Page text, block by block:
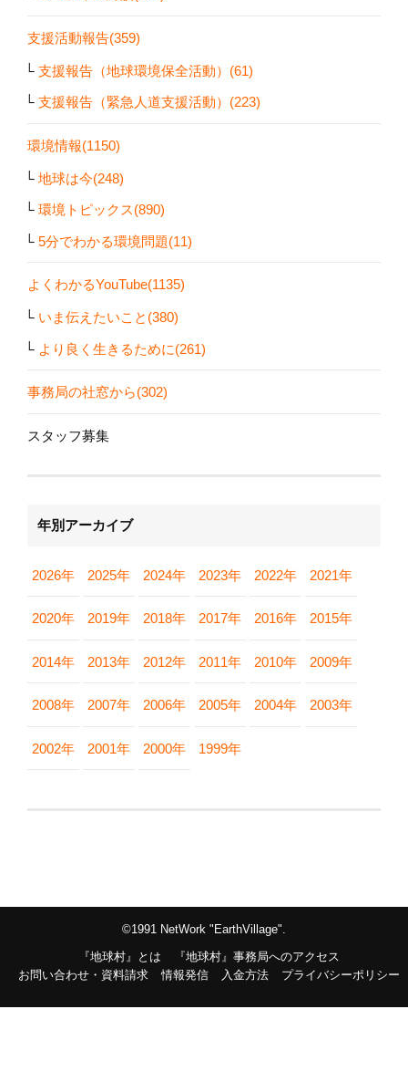
支援活動報告(359)
支援報告（地球環境保全活動）(61)
支援報告（緊急人道支援活動）(223)
環境情報(1150)
地球は今(248)
環境トピックス(890)
5分でわかる環境問題(11)
よくわかるYouTube(1135)
いま伝えたいこと(380)
より良く生きるために(261)
事務局の社窓から(302)
スタッフ募集
年別アーカイブ
2026年 2025年 2024年 2023年 2022年 2021年
2020年 2019年 2018年 2017年 2016年 2015年
2014年 2013年 2012年 2011年 2010年 2009年
2008年 2007年 2006年 2005年 2004年 2003年
2002年 2001年 2000年 1999年
©1991 NetWork "EarthVillage".
『地球村』とは
『地球村』事務局へのアクセス
お問い合わせ・資料請求
情報発信 入金方法 プライバシーポリシー